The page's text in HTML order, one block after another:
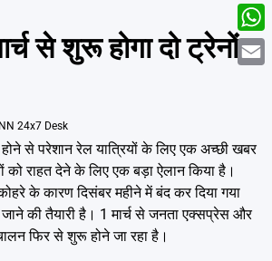
से शुरू होगा दो ट्रेनों
24x7 Desk
से परेशान रेल यात्रियों के लिए एक अच्छी खबर
को राहत देने के लिए एक बड़ा ऐलान किया है।
के कारण दिसंबर महीने में बंद कर दिया गया
जाने की तैयारी है। 1 मार्च से जनता एक्सप्रेस और
फिर से शुरू होने जा रहा है।